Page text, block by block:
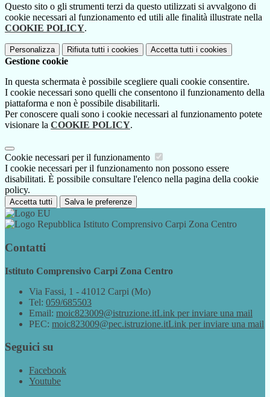
Questo sito o gli strumenti terzi da questo utilizzati si avvalgono di
cookie necessari al funzionamento ed utili alle finalità illustrate nella
COOKIE POLICY.
Personalizza Rifiuta tutti i cookies Accetta tutti i cookies
Gestione cookie
In questa schermata è possibile scegliere quali cookie consentire.
I cookie necessari sono quelli che consentono il funzionamento della
piattaforma e non è possibile disabilitarli.
Per conoscere quali sono i cookie necessari al funzionamento potete
visionare la COOKIE POLICY.
Cookie necessari per il funzionamento
I cookie necessari per il funzionamento non possono essere
disabilitati. È possibile consultare l'elenco nella pagina della cookie
policy.
Accetta tutti Salva le preferenze
Istituto Comprensivo Carpi Zona Centro
Contatti
Istituto Comprensivo Carpi Zona Centro
Via Fassi, 1 - 41012 Carpi (Mo)
Tel: 059/685503
Email: moic823009@istruzione.itLink per inviare una mail
PEC: moic823009@pec.istruzione.itLink per inviare una mail
Seguici su
Facebook
Youtube